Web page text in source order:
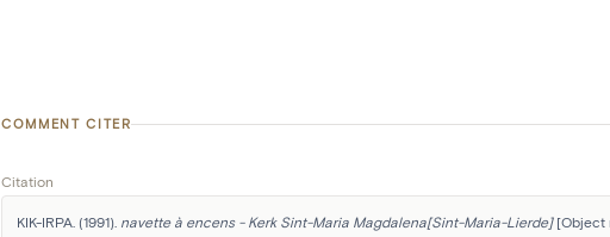
COMMENT CITER
Citation
KIK-IRPA. (1991). navette à encens - Kerk Sint-Maria Magdalena[Sint-Maria-Lierde] [Object